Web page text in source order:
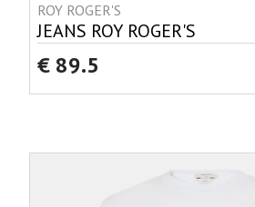
ROY ROGER'S
JEANS ROY ROGER'S
€ 89.5